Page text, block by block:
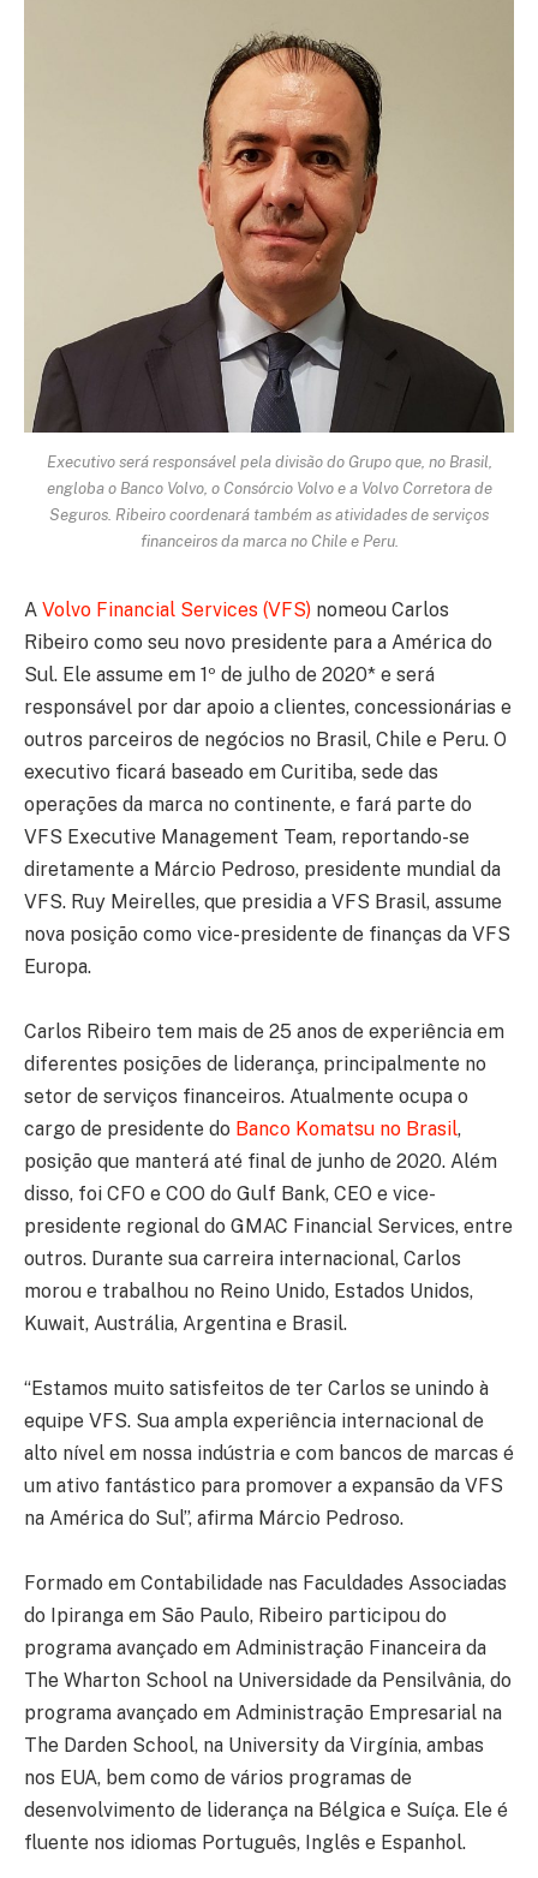
Executivo será responsável pela divisão do Grupo que, no Brasil,
engloba o Banco Volvo, o Consórcio Volvo e a Volvo Corretora de
Seguros. Ribeiro coordenará também as atividades de serviços
financeiros da marca no Chile e Peru.
A Volvo Financial Services (VFS) nomeou Carlos
Ribeiro como seu novo presidente para a América do
Sul. Ele assume em 1º de julho de 2020* e será
responsável por dar apoio a clientes, concessionárias e
outros parceiros de negócios no Brasil, Chile e Peru. O
executivo ficará baseado em Curitiba, sede das
operações da marca no continente, e fará parte do
VFS Executive Management Team, reportando-se
diretamente a Márcio Pedroso, presidente mundial da
VFS. Ruy Meirelles, que presidia a VFS Brasil, assume
nova posição como vice-presidente de finanças da VFS
Europa.
Carlos Ribeiro tem mais de 25 anos de experiência em
diferentes posições de liderança, principalmente no
setor de serviços financeiros. Atualmente ocupa o
cargo de presidente do Banco Komatsu no Brasil,
posição que manterá até final de junho de 2020. Além
disso, foi CFO e COO do Gulf Bank, CEO e vice-
presidente regional do GMAC Financial Services, entre
outros. Durante sua carreira internacional, Carlos
morou e trabalhou no Reino Unido, Estados Unidos,
Kuwait, Austrália, Argentina e Brasil.
“Estamos muito satisfeitos de ter Carlos se unindo à
equipe VFS. Sua ampla experiência internacional de
alto nível em nossa indústria e com bancos de marcas é
um ativo fantástico para promover a expansão da VFS
na América do Sul”, afirma Márcio Pedroso.
Formado em Contabilidade nas Faculdades Associadas
do Ipiranga em São Paulo, Ribeiro participou do
programa avançado em Administração Financeira da
The Wharton School na Universidade da Pensilvânia, do
programa avançado em Administração Empresarial na
The Darden School, na University da Virgínia, ambas
nos EUA, bem como de vários programas de
desenvolvimento de liderança na Bélgica e Suíça. Ele é
fluente nos idiomas Português, Inglês e Espanhol.